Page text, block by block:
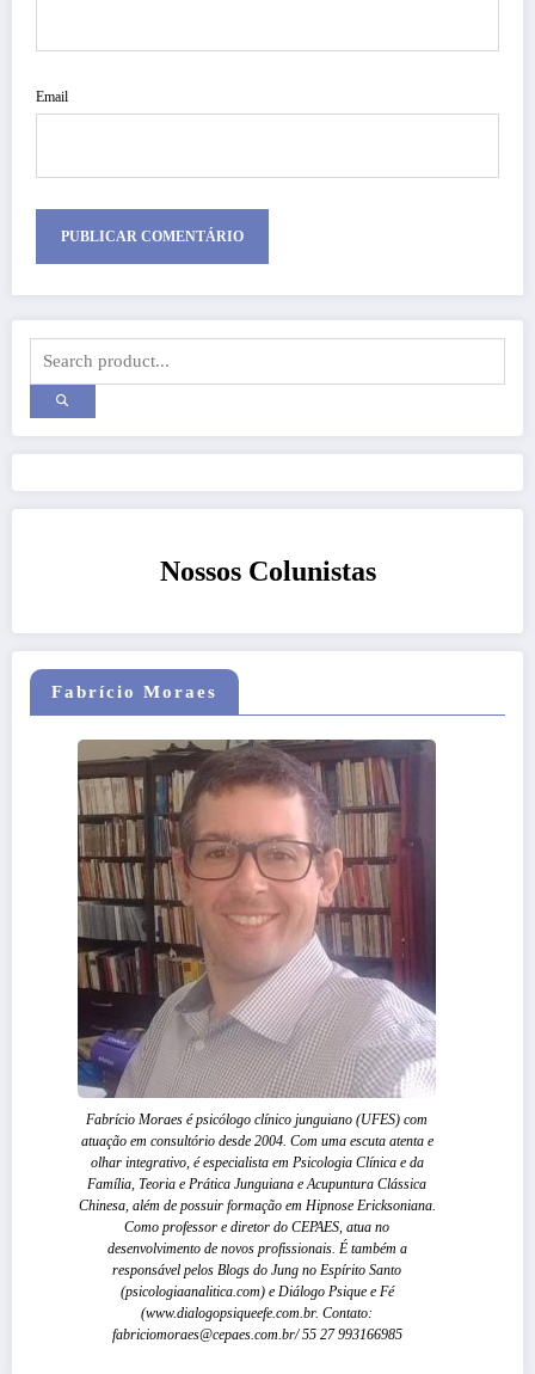
Email
Nossos Colunistas
Fabrício Moraes
Fabrício Moraes é psicólogo clínico junguiano (UFES) com
atuação em consultório desde 2004. Com uma escuta atenta e
olhar integrativo, é especialista em Psicologia Clínica e da
Família, Teoria e Prática Junguiana e Acupuntura Clássica
Chinesa, além de possuir formação em Hipnose Ericksoniana.
Como professor e diretor do CEPAES, atua no
desenvolvimento de novos profissionais. É também a
responsável pelos Blogs do Jung no Espírito Santo
(psicologiaanalitica.com) e Diálogo Psique e Fé
(www.dialogopsiqueefe.com.br. Contato:
fabriciomoraes@cepaes.com.br/ 55 27 993166985